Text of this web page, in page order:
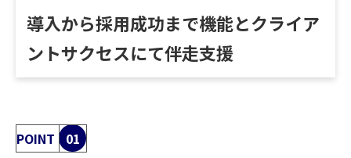
導入から採用成功まで機能とクライア
ントサクセスにて伴走支援
POINT 01